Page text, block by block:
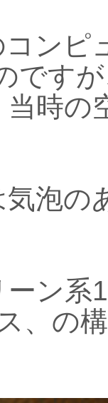
ンピ
です
時の
泡の
ン系
、の